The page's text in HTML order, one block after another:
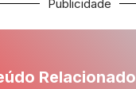
Publicidade
Relacionado